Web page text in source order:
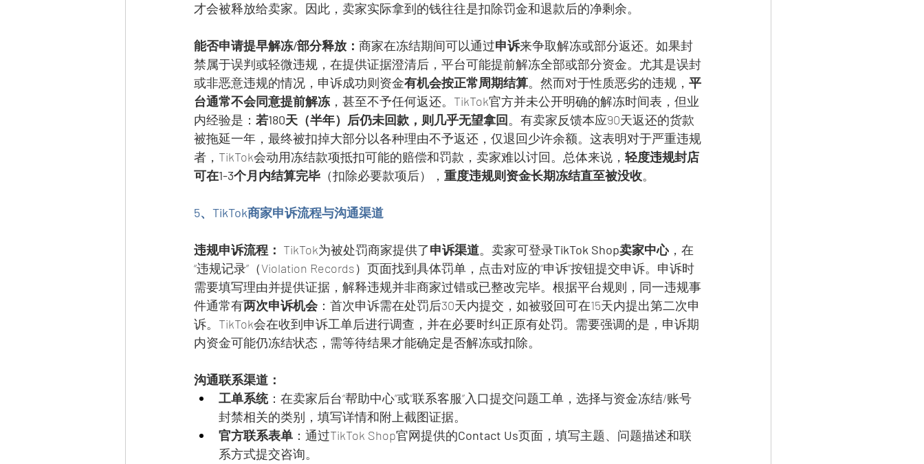
才会被释放给卖家。因此，卖家实际拿到的钱往往是扣除罚金和退款后的净剩余。
能否申请提早解冻/部分释放： 商家在冻结期间可以通过申诉来争取解冻或部分返还。如果封
禁属于误判或轻微违规，在提供证据澄清后，平台可能提前解冻全部或部分资金。尤其是误封
或非恶意违规的情况，申诉成功则资金有机会按正常周期结算。然而对于性质恶劣的违规， 平
台通常不会同意提前解冻 ，甚至不予任何返还。TikTok官方并未公开明确的解冻时间表，但业
内经验是： 若180天（半年）后仍未回款，则几乎无望拿回。有卖家反馈本应90天返还的货款
被拖延一年，最终被扣掉大部分以各种理由不予返还，仅退回少许余额。这表明对于严重违规
者，TikTok会动用冻结款项抵扣可能的赔偿和罚款，卖家难以讨回。总体来说， 轻度违规封店
可在1-3个月内结算完毕 （扣除必要款项后）， 重度违规则资金长期冻结直至被没收。
5、TikTok商家申诉流程与沟通渠道
违规申诉流程： TikTok为被处罚商家提供了申诉渠道。卖家可登录TikTok Shop卖家中心 ，在
“违规记录”（Violation Records）页面找到具体罚单，点击对应的“申诉”按钮提交申诉。申诉时
需要填写理由并提供证据，解释违规并非商家过错或已整改完毕。根据平台规则，同一违规事
件通常有两次申诉机会 ：首次申诉需在处罚后30天内提交，如被驳回可在15天内提出第二次申
诉。TikTok会在收到申诉工单后进行调查，并在必要时纠正原有处罚。需要强调的是，申诉期
内资金可能仍冻结状态，需等待结果才能确定是否解冻或扣除。
沟通联系渠道：
工单系统 ：在卖家后台“帮助中心”或“联系客服”入口提交问题工单，选择与资金冻结/账号
封禁相关的类别，填写详情和附上截图证据。
官方联系表单 ：通过TikTok Shop官网提供的Contact Us页面，填写主题、问题描述和联
系方式提交咨询。